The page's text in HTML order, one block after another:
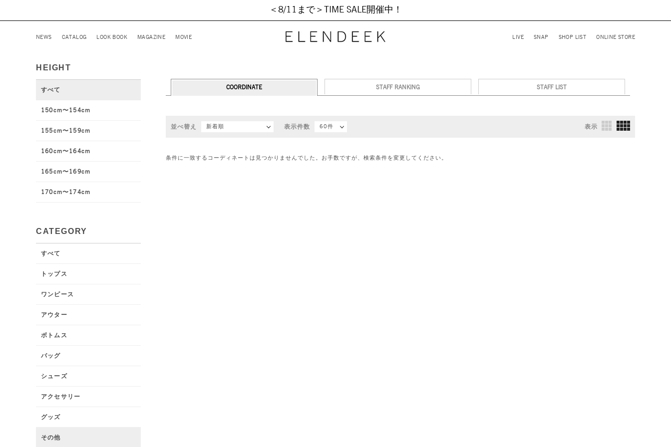
＜8/11まで＞TIME SALE開催中！
NEWS CATALOG LOOK BOOK MAGAZINE MOVIE LIVE SNAP SHOP LIST ONLINE STORE
COORDINATE STAFF RANKING STAFF LIST
並べ替え 新着順 表示件数 60件 表示
条件に一致するコーディネートは見つかりませんでした。お手数ですが、検索条件を変更してください。
HEIGHT
すべて
150cm〜154cm
155cm〜159cm
160cm〜164cm
165cm〜169cm
170cm〜174cm
CATEGORY
すべて
トップス
ワンピース
アウター
ボトムス
バッグ
シューズ
アクセサリー
グッズ
その他